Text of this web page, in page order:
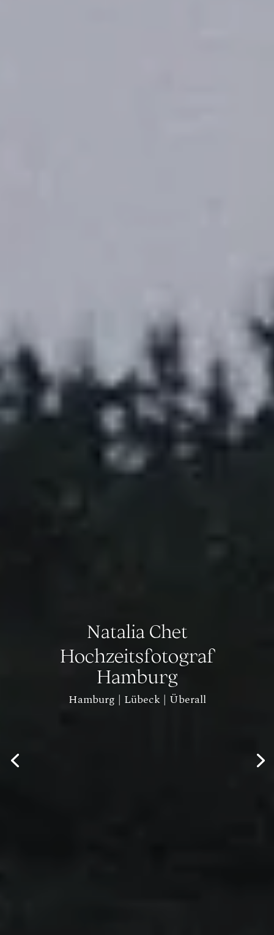
Natalia Chet
Hochzeitsfotograf
Hamburg
Hamburg | Lübeck | Überall